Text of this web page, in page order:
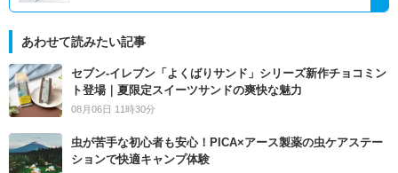
あわせて読みたい記事
セブン‐イレブン「よくばりサンド」シリーズ新作チョコミン
ト登場｜夏限定スイーツサンドの爽快な魅力
08月06日 11時30分
虫が苦手な初心者も安心！PICA×アース製薬の虫ケアステー
ションで快適キャンプ体験